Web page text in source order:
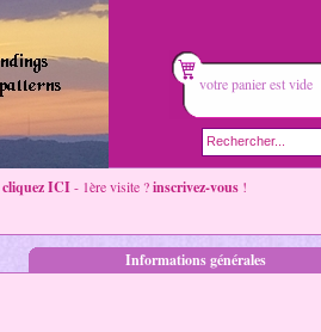
votre panier est vide
cliquez ICI- 1ère visite ?inscrivez-vous !
Informations générales